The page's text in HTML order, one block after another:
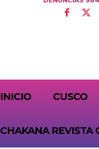
INICIO CUSCO
CHAKANA REVISTA